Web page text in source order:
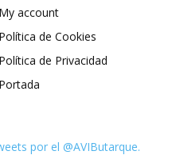
account
de Cookies
de Privacidad
por el @AVIButarque.